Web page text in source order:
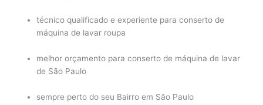
técnico qualificado e experiente para conserto de
máquina de lavar roupa
melhor orçamento para conserto de máquina de lavar
de São Paulo
sempre perto do seu Bairro em São Paulo